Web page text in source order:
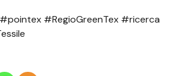
#RegioGreenTex #ricerca